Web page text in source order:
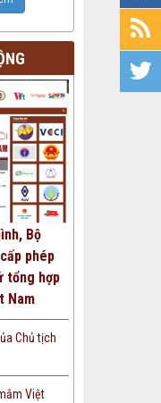
Bộ
phép
tổng hợp
Nam
Chủ tịch
Việt